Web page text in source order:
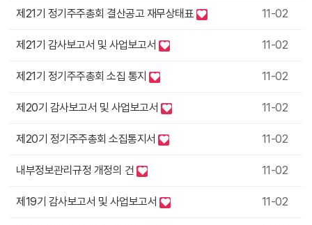
제21기 정기주주총회 결산공고 재무상태표 11-02
제21기 감사보고서 및 사업보고서 11-02
제21기 정기주주총회 소집 통지 11-02
제20기 감사보고서 및 사업보고서 11-02
제20기 정기주주총회 소집통지서 11-02
내부정보관리규정 개정의 건 11-02
제19기 감사보고서 및 사업보고서 11-02